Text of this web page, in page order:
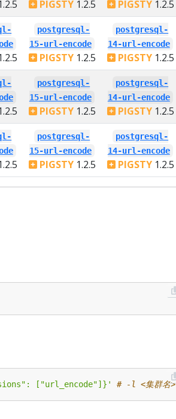
PIGSTY1.2.5 PIGSTY1.2.5
postgresql-
15-url-encode
PIGSTY1.2.5
postgresql-
14-url-encode
PIGSTY1.2.5
postgresql-
15-url-encode
PIGSTY1.2.5
postgresql-
14-url-encode
PIGSTY1.2.5
postgresql-
15-url-encode
PIGSTY1.2.5
postgresql-
14-url-encode
PIGSTY1.2.5
["url_encode"]}' # -l <集群名>